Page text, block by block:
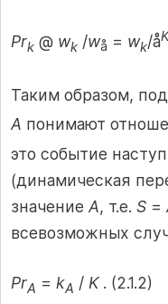
Prk @ wk /wå = wk/å
Таким образом,
A понимают
это событие
(динамическая
значение A, т.е. S =
всевозможных
PrA = kA / K. (2.1.2)